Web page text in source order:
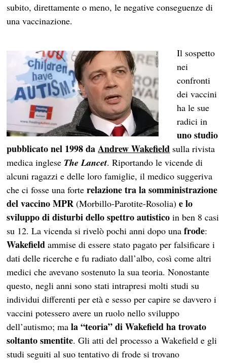
subito, direttamente o meno, le negative conseguenze di
una vaccinazione.
Il sospetto
nei
confronti
dei vaccini
ha le sue
radici in
uno studio
pubblicato nel 1998 daAndrew Wakefield sulla rivista
medica inglese The Lancet. Riportando le vicende di
alcuni ragazzi e delle loro famiglie, il medico suggeriva
che ci fosse una forterelazione tra la somministrazione
del vaccino MPR (Morbillo-Parotite-Rosolia)e lo
sviluppo di disturbi dello spettro autistico in ben 8 casi
su 12. La vicenda si rivelò pochi anni dopo unafrode:
Wakefield ammise di essere stato pagato per falsificare i
dati delle ricerche e fu radiato dall’albo, così come altri
medici che avevano sostenuto la sua teoria. Nonostante
questo, negli anni sono stati intrapresi molti studi su
individui differenti per età e sesso per capire se davvero i
vaccini potessero avere un ruolo nello sviluppo
dell’autismo; mala “teoria” di Wakefield ha trovato
soltanto smentite. Gli atti del processo a Wakefield e gli
studi seguiti al suo tentativo di frode si trovano